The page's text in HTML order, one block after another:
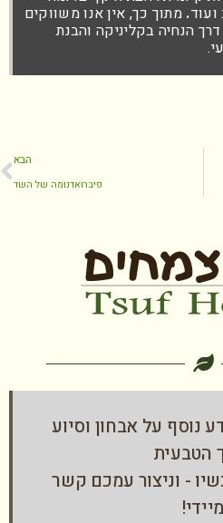
ועוד. מתוך כך, אין אנו משווקים
הנחיה בקליניקה והבנת
הבא
פיברואדנומה של השד
נוסף על אבחון וסיוע
הטבעית
- וניצור עמכם קשר
מיידי!